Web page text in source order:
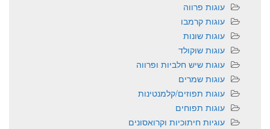
עוגות פרווה
עוגות קרמבו
עוגות שונות
עוגות שוקולד
עוגות שיש חלביות ופרווה
עוגות שמרים
עוגות תפוזים/קלמנטינות
עוגות תפוחים
עוגיות חיתוכיות וקרואסונים